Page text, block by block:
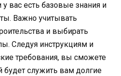
у вас есть базовые знания и
Важно учитывать
и выбирать
Следуя инструкциям и
требования, вы сможете
будет служить вам долгие